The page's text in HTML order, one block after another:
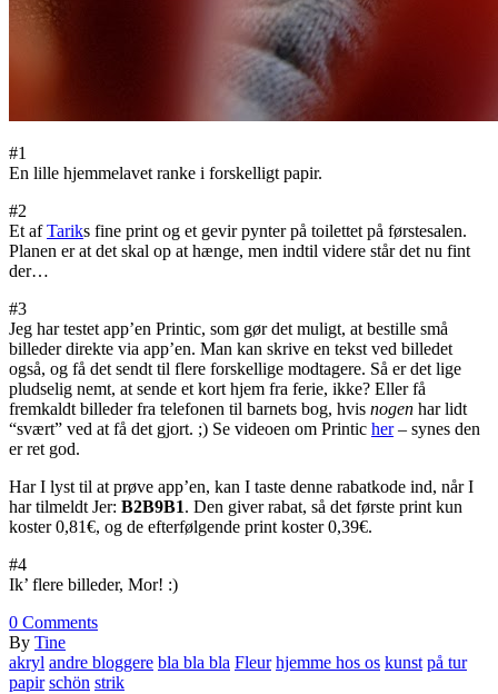
#1
En lille hjemmelavet ranke i forskelligt papir.
#2
Et afTariks fine print og et gevir pynter på toilettet på førstesalen.
Planen er at det skal op at hænge, men indtil videre står det nu fint
der…
#3
Jeg har testet app’en Printic, som gør det muligt, at bestille små
billeder direkte via app’en. Man kan skrive en tekst ved billedet
også, og få det sendt til flere forskellige modtagere. Så er det lige
pludselig nemt, at sende et kort hjem fra ferie, ikke? Eller få
fremkaldt billeder fra telefonen til barnets bog, hvis nogen har lidt
“svært” ved at få det gjort. ;) Se videoen om Printic her– synes den
er ret god.
Har I lyst til at prøve app’en, kan I taste denne rabatkode ind, når I
har tilmeldt Jer: B2B9B1. Den giver rabat, så det første print kun
koster 0,81€, og de efterfølgende print koster 0,39€.
#4
Ik’ flere billeder, Mor! :)
0 Comments
By Tine
akryl andre bloggere bla bla bla Fleur hjemme hos os kunst på tur
papir schön strik